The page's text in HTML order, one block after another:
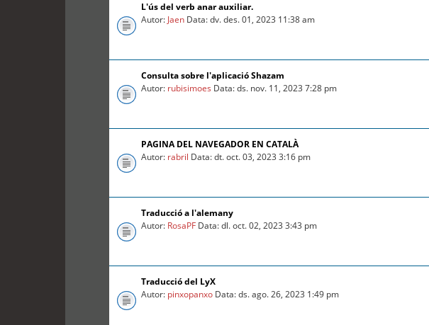
L'ús del verb anar auxiliar.
Autor: Jaen Data: dv. des. 01, 2023 11:38 am
Consulta sobre l'aplicació Shazam
Autor: rubisimoes Data: ds. nov. 11, 2023 7:28 pm
PAGINA DEL NAVEGADOR EN CATALÀ
Autor: rabril Data: dt. oct. 03, 2023 3:16 pm
Traducció a l'alemany
Autor: RosaPF Data: dl. oct. 02, 2023 3:43 pm
Traducció del LyX
Autor: pinxopanxo Data: ds. ago. 26, 2023 1:49 pm